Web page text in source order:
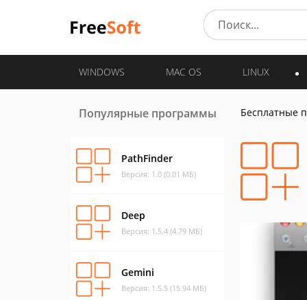
WINDOWS MAC OS LINUX
Популярные программы
PathFinder
Версия: 1.0 (0.01 МБ)
Deep
Версия: 1.5.4 (4.79 МБ)
Gemini
Версия: 1.5.5 (15.94 МБ)
Бесплатные